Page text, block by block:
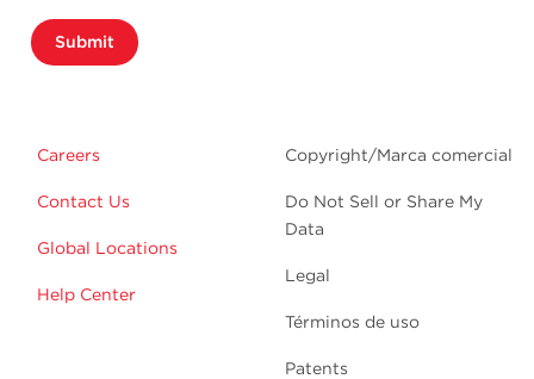
Submit
Careers
Contact Us
Global Locations
Help Center
Copyright/Marca comercial
Do Not Sell or Share My
Data
Legal
Términos de uso
Patents